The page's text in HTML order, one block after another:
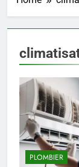
PLOMBIER
5